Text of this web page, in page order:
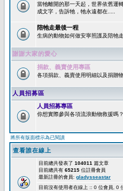
當牠離開的那一天起，世界依舊運
成文字，告訴牠，牠永遠都在.....
陪牠走最後一程
生病的動物如何做安寧照護及陪牠
謝謝大家的愛心
捐款、義賣使用專區
各項捐款、義賣使用明細以及捐贈
人員招募區
人員招募專區
你想實際參與各項流浪動物救援嗎
將所有版面標示為已閱讀
查看誰在線上
目前總共發表了 104011 篇文章
目前總共有 65215 位註冊會員
最新註冊的會員: gladysseastar
目前沒有使用者在線上 :: 0 位會員, 0